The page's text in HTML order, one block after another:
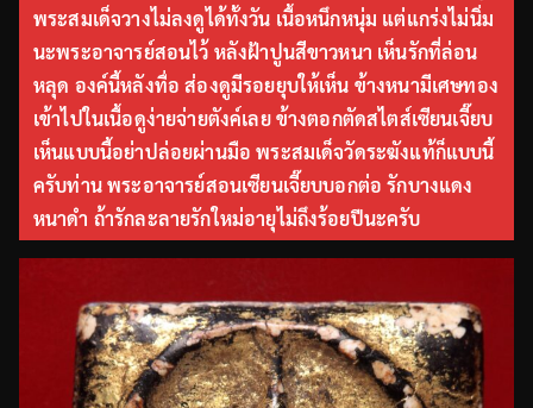
พระสมเด็จวางไม่ลงดูได้ทั้งวัน เนื้อหนึกหนุ่ม แต่แกร่งไม่นิ่ม
นะพระอาจารย์สอนไว้ หลังฝ้าปูนสีขาวหนา เห็นรักที่ล่อน
หลุด องค์นี้หลังทื่อ ส่องดูมีรอยยุบให้เห็น ข้างหนามีเศษทอง
เข้าไปในเนื้อดูง่ายจ่ายตังค์เลย ข้างตอกตัดสไตส์เซียนเจี๊ยบ
เห็นแบบนี้อย่าปล่อยผ่านมือ พระสมเด็จวัดระฆังแท้ก็แบบนี้
ครับท่าน พระอาจารย์สอนเซียนเจี๊ยบบอกต่อ รักบางแดง
หนาดำ ถ้ารักละลายรักใหม่อายุไม่ถึงร้อยปีนะครับ